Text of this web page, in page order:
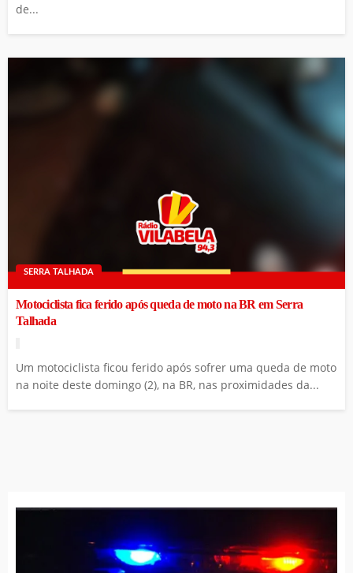
de...
SERRA TALHADA
Motociclista fica ferido após queda de moto na BR em Serra
Talhada
Um motociclista ficou ferido após sofrer uma queda de moto
na noite deste domingo (2), na BR, nas proximidades da...